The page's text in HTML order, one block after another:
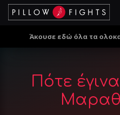
Άκουσε εδώ όλα τα
Πότε